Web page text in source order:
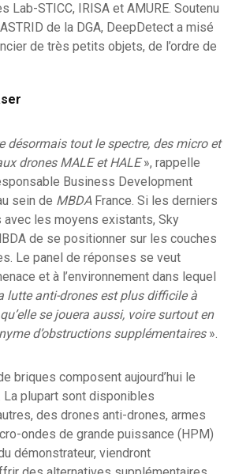
Lab-STICC, IRISA et AMURE. Soutenu
de la DGA, DeepDetect a misé
de très petits objets, de l’ordre de
désormais tout le spectre, des micro et
drones MALE et HALE», rappelle
Business Development
sein de MBDAFrance. Si les derniers
les moyens existants, Sky
de se positionner sur les couches
Le panel de réponses se veut
et à l’environnement dans lequel
lutte anti-drones est plus difficile à
se jouera aussi, voire surtout en
d’obstructions supplémentaires».
briques composent aujourd’hui le
plupart sont disponibles
des drones anti-drones, armes
ondes de grande puissance (HPM)
démonstrateur, viendront